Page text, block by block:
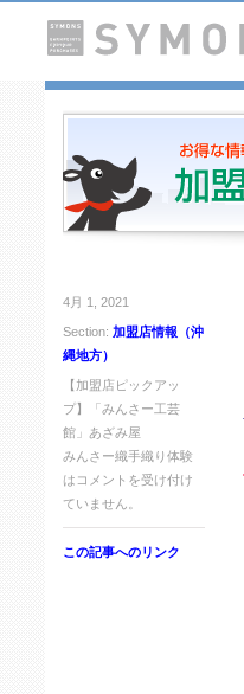
4月 1, 2021
Section: 加盟店情報（沖
縄地方）
【加盟店ピックアッ
プ】「みんさー工芸
館」あざみ屋
みんさー織手織り体験
は コメントを受け付け
ていません。
この記事へのリンク